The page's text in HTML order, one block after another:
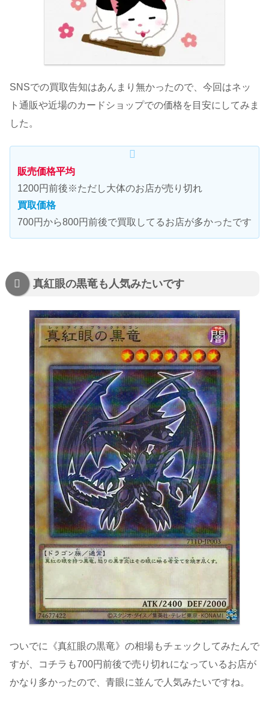
SNSでの買取告知はあんまり無かったので、今回はネッ
ト通販や近場のカードショップでの価格を目安にしてみま
した。
販売価格平均
1200円前後※ただし大体のお店が売り切れ
買取価格
700円から800円前後で買取してるお店が多かったです
真紅眼の黒竜も人気みたいです
ついでに《真紅眼の黒竜》の相場もチェックしてみたんで
すが、コチラも700円前後で売り切れになっているお店が
かなり多かったので、青眼に並んで人気みたいですね。